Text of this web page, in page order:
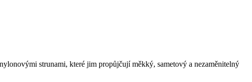
strunami, které jim propůjčují měkký, sametový a nezaměnitelný